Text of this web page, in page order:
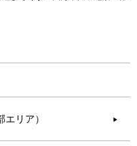
リア） ▶︎